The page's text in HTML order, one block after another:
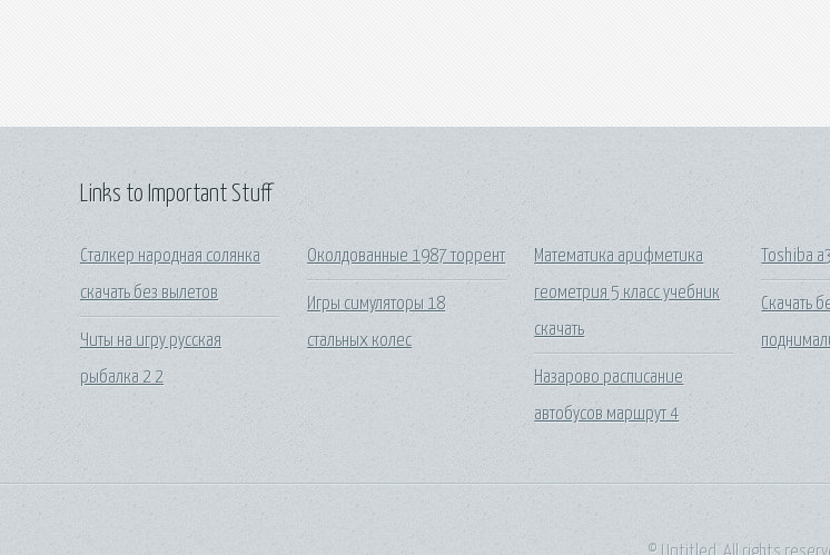
Links to Important Stuff
Сталкер народная солянка
скачать без вылетов
Читы на игру русская
рыбалка 2 2
Околдованные 1987 торрент
Игры симуляторы 18
стальных колес
Математика арифметика
геометрия 5 класс учебник
скачать
Назарово расписание
автобусов маршрут 4
Toshiba
Скачать